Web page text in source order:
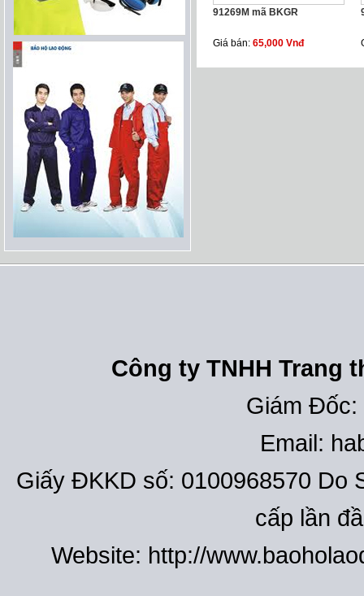
91269M mã BKGR
Giá bán: 65,000 Vnđ
Công ty TNHH Trang
Giám Đốc:
Email:
Giấy ĐKKD số: 0100968570 Do
cấp lần
Website: http://